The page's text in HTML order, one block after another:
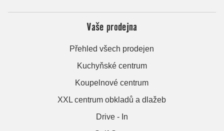
Vaše prodejna
Přehled všech prodejen
Kuchyňské centrum
Koupelnové centrum
XXL centrum obkladů a dlažeb
Drive - In